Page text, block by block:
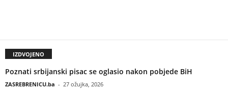
IZDVOJENO
Poznati srbijanski pisac se oglasio nakon pobjede BiH
ZASREBRENICU.ba - 27 ožujka, 2026